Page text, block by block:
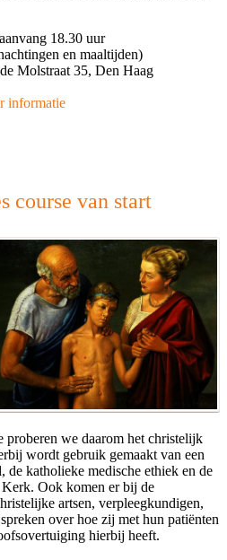
18.30 uur
en maaltijden)
Molstraat 35, Den Haag
informatie
course van start
proberen we daarom het christelijk
wordt gebruik gemaakt van een
katholieke medische ethiek en de
Ook komen er bij de
artsen, verpleegkundigen,
over hoe zij met hun patiënten
hierbij heeft.